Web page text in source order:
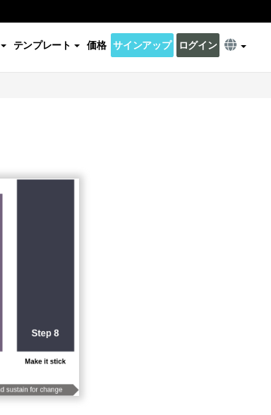
テンプレート 価格 サインアップ ログイン